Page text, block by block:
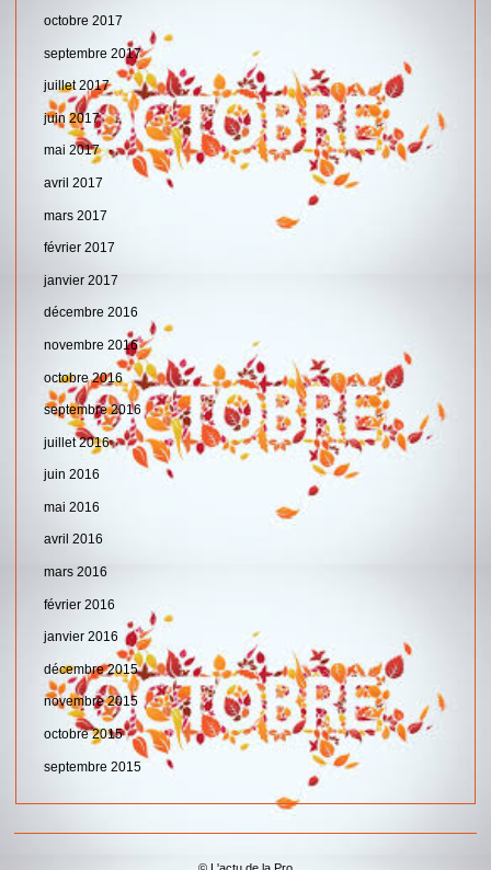
octobre 2017
septembre 2017
juillet 2017
juin 2017
mai 2017
avril 2017
mars 2017
février 2017
janvier 2017
décembre 2016
novembre 2016
octobre 2016
septembre 2016
juillet 2016
juin 2016
mai 2016
avril 2016
mars 2016
février 2016
janvier 2016
décembre 2015
novembre 2015
octobre 2015
septembre 2015